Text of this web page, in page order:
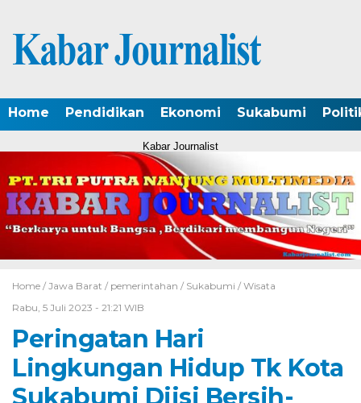
Home Pendidikan Ekonomi Sukabumi
Kabar Journalist
Home / Jawa Barat / pemerintahan / Sukabumi / Wisata
Rabu, 5 Juli 2023 - 21:21 WIB
Peringatan Hari
Lingkungan Hidup Tk Kota